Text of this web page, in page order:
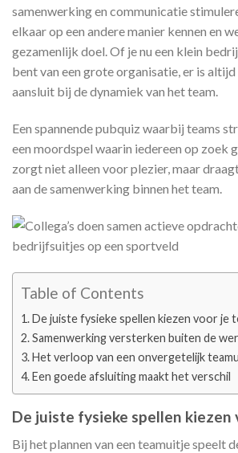
samenwerking en communicatie
elkaar op een andere manier kennen en
gezamenlijk doel. Of je nu een klein
bent van een grote organisatie, er is altijd
aansluit bij de dynamiek van het team.
Een spannende pubquiz waarbij teams
een moordspel waarin iedereen op zoek
zorgt niet alleen voor plezier, maar
aan de samenwerking binnen het team.
Table of Contents
De juiste fysieke spellen kiezen voor je
Samenwerking versterken buiten de
Het verloop van een onvergetelijk
Een goede afsluiting maakt het verschil
De juiste fysieke spellen kiezen
Bij het plannen van een teamuitje speelt